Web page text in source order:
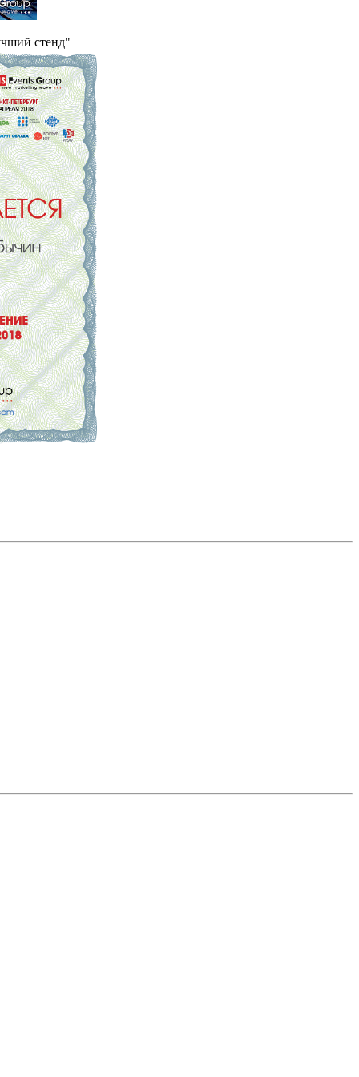
стенд"